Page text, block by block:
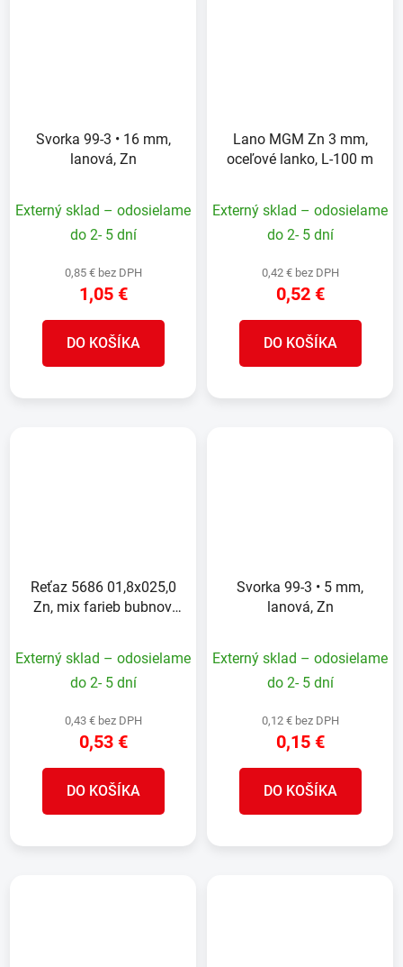
Svorka 99-3 • 16 mm,
lanová, Zn
Externý sklad – odosielame
do 2- 5 dní
0,85 € bez DPH
1,05 €
DO KOŠÍKA
Lano MGM Zn 3 mm,
oceľové lanko, L-100 m
Externý sklad – odosielame
do 2- 5 dní
0,42 € bez DPH
0,52 €
DO KOŠÍKA
Reťaz 5686 01,8x025,0
Zn, mix farieb bubnov,
Externý sklad – odosielame
do 2- 5 dní
0,43 € bez DPH
0,53 €
DO KOŠÍKA
Svorka 99-3 • 5 mm,
lanová, Zn
Externý sklad – odosielame
do 2- 5 dní
0,12 € bez DPH
0,15 €
DO KOŠÍKA